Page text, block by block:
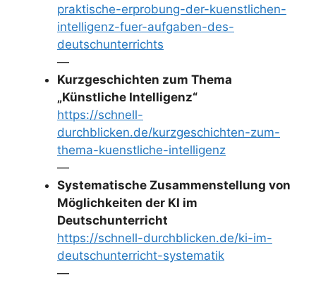
praktische-erprobung-der-kuenstlichen-
intelligenz-fuer-aufgaben-des-
deutschunterrichts
—
Kurzgeschichten zum Thema
„Künstliche Intelligenz“
https://schnell-
durchblicken.de/kurzgeschichten-zum-
thema-kuenstliche-intelligenz
—
Systematische Zusammenstellung von
Möglichkeiten der KI im
Deutschunterricht
https://schnell-durchblicken.de/ki-im-
deutschunterricht-systematik
—